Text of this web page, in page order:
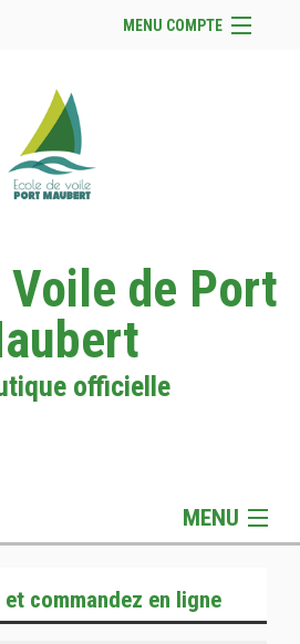
MENU COMPTE
Site Web du club
Facebook
Se connecter
Panier (vide
Voile de Port
officielle
MENU
Textile
commandez en ligne